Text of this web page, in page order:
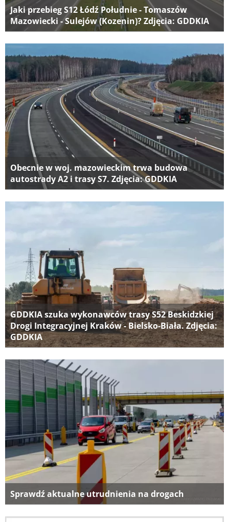
Jaki przebieg S12 Łódź Południe - Tomaszów
Mazowiecki - Sulejów (Kozenin)? Zdjęcia: GDDKIA
Obecnie w woj. mazowieckim trwa budowa
autostrady A2 i trasy S7. Zdjęcia: GDDKIA
GDDKIA szuka wykonawców trasy S52 Beskidzkiej
Drogi Integracyjnej Kraków - Bielsko-Biała. Zdjęcia:
GDDKIA
Sprawdź aktualne utrudnienia na drogach